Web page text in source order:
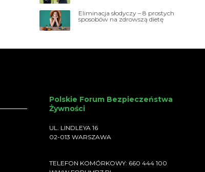
Eliminacja słodyczy – 8 prostych
sposobów na zdrowszą dietę
Polskie Forum Bezpieczeństwa
Żywności
UL. LINDLEYA 16
02-013 WARSZAWA
TELEFON KOMÓRKOWY: 660 444 100